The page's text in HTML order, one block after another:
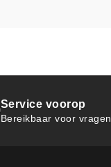
Service voorop
Bereikbaar voor vragen